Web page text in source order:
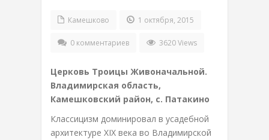
Камешково 1 октября, 2015
0 комментариев 3620 Views
Церковь Троицы Живоначальной.
Владимирская область,
Камешковский район, с. Патакино
Классицизм доминировал в усадебной
архитектуре XIX века во Владимирской